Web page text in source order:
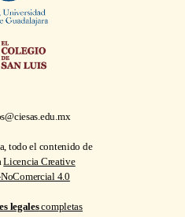
todo el contenido de
Licencia Creative
4.0
legalescompletas